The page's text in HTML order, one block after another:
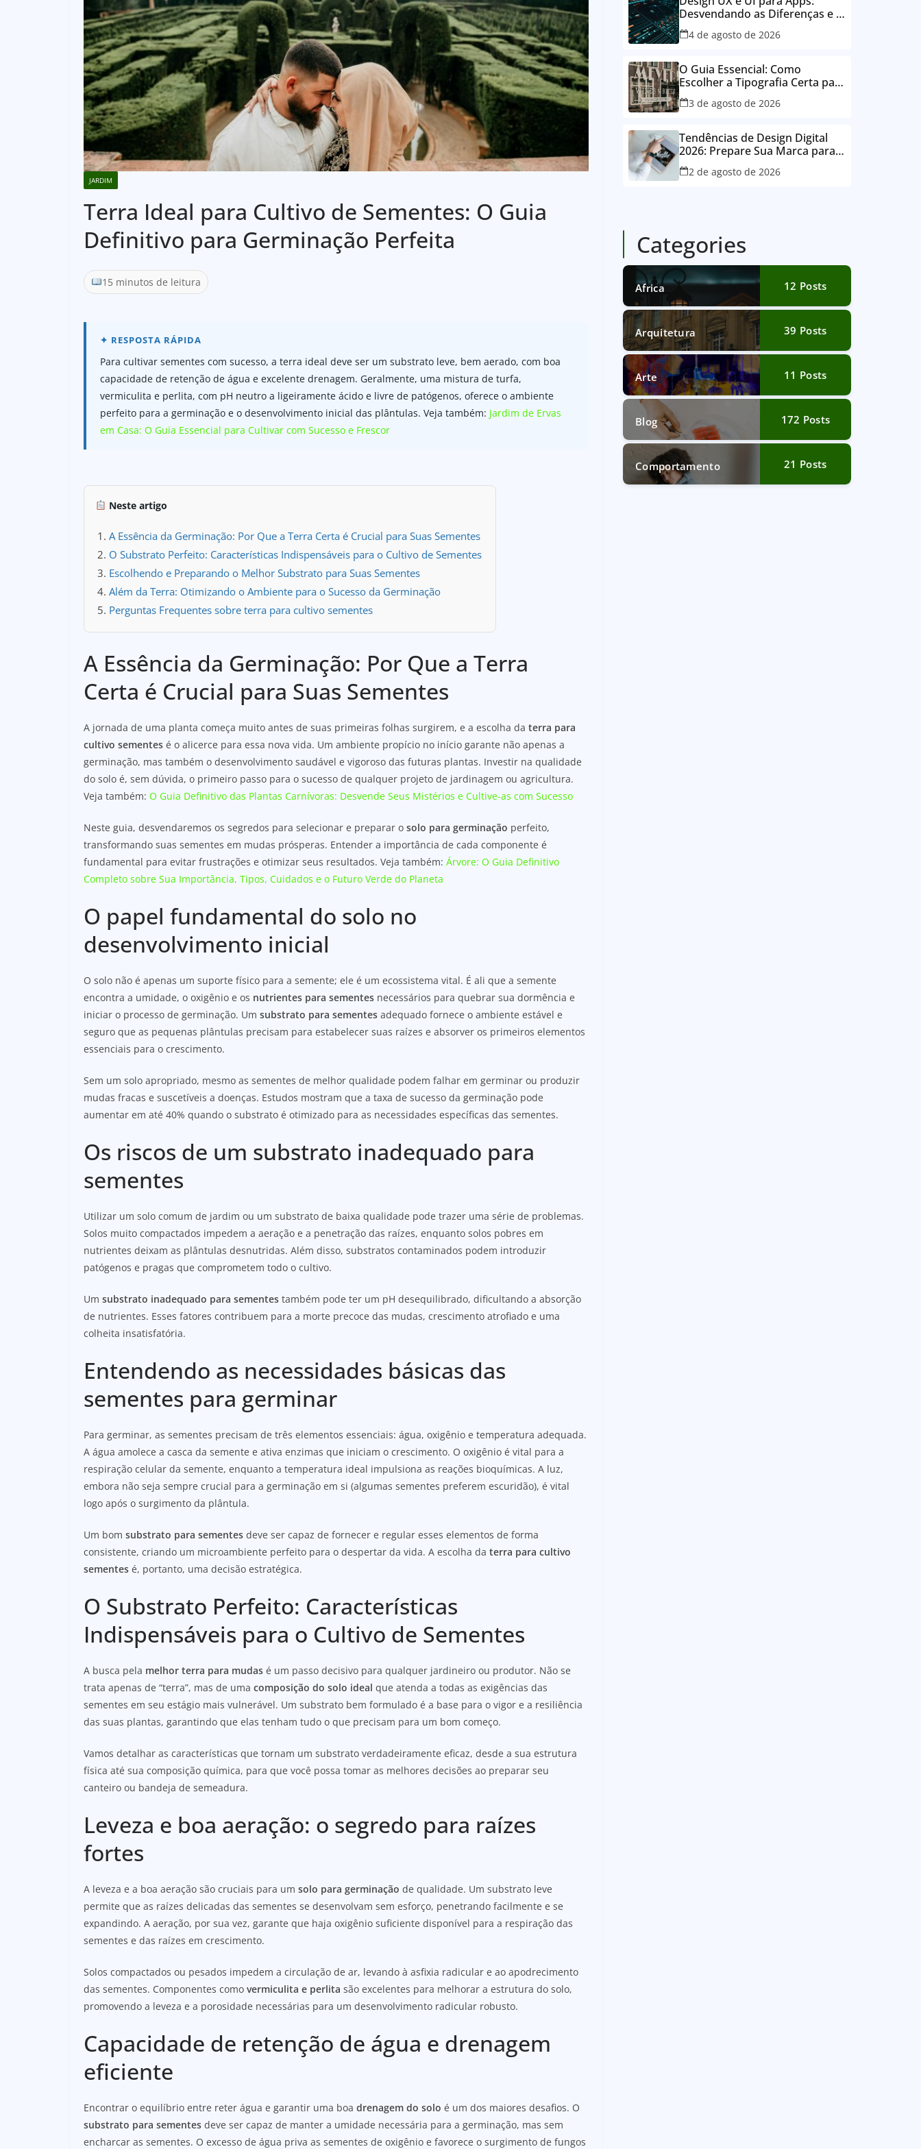
JARDIM
Terra Ideal para Cultivo de Sementes: O Guia
Definitivo para Germinação Perfeita
15 minutos de leitura
Para cultivar sementes com sucesso, a terra ideal deve ser um substrato leve, bem aerado, com boa
capacidade de retenção de água e excelente drenagem. Geralmente, uma mistura de turfa,
vermiculita e perlita, com pH neutro a ligeiramente ácido e livre de patógenos, oferece o ambiente
perfeito para a germinação e o desenvolvimento inicial das plântulas. Veja também: Jardim de Ervas
em Casa: O Guia Essencial para Cultivar com Sucesso e Frescor
Neste artigo
A Essência da Germinação: Por Que a Terra Certa é Crucial para Suas Sementes
O Substrato Perfeito: Características Indispensáveis para o Cultivo de Sementes
Escolhendo e Preparando o Melhor Substrato para Suas Sementes
Além da Terra: Otimizando o Ambiente para o Sucesso da Germinação
Perguntas Frequentes sobre terra para cultivo sementes
A Essência da Germinação: Por Que a Terra
Certa é Crucial para Suas Sementes
A jornada de uma planta começa muito antes de suas primeiras folhas surgirem, e a escolha da terra para
cultivo sementes é o alicerce para essa nova vida. Um ambiente propício no início garante não apenas a
germinação, mas também o desenvolvimento saudável e vigoroso das futuras plantas. Investir na qualidade
do solo é, sem dúvida, o primeiro passo para o sucesso de qualquer projeto de jardinagem ou agricultura.
Veja também: O Guia Definitivo das Plantas Carnívoras: Desvende Seus Mistérios e Cultive-as com Sucesso
Neste guia, desvendaremos os segredos para selecionar e preparar o solo para germinação perfeito,
transformando suas sementes em mudas prósperas. Entender a importância de cada componente é
fundamental para evitar frustrações e otimizar seus resultados. Veja também: Árvore: O Guia Definitivo
Completo sobre Sua Importância, Tipos, Cuidados e o Futuro Verde do Planeta
O papel fundamental do solo no
desenvolvimento inicial
O solo não é apenas um suporte físico para a semente; ele é um ecossistema vital. É ali que a semente
encontra a umidade, o oxigênio e os nutrientes para sementes necessários para quebrar sua dormência e
iniciar o processo de germinação. Um substrato para sementes adequado fornece o ambiente estável e
seguro que as pequenas plântulas precisam para estabelecer suas raízes e absorver os primeiros elementos
essenciais para o crescimento.
Sem um solo apropriado, mesmo as sementes de melhor qualidade podem falhar em germinar ou produzir
mudas fracas e suscetíveis a doenças. Estudos mostram que a taxa de sucesso da germinação pode
aumentar em até 40% quando o substrato é otimizado para as necessidades específicas das sementes.
Os riscos de um substrato inadequado para
sementes
Utilizar um solo comum de jardim ou um substrato de baixa qualidade pode trazer uma série de problemas.
Solos muito compactados impedem a aeração e a penetração das raízes, enquanto solos pobres em
nutrientes deixam as plântulas desnutridas. Além disso, substratos contaminados podem introduzir
patógenos e pragas que comprometem todo o cultivo.
Um substrato inadequado para sementes também pode ter um pH desequilibrado, dificultando a absorção
de nutrientes. Esses fatores contribuem para a morte precoce das mudas, crescimento atrofiado e uma
colheita insatisfatória.
Entendendo as necessidades básicas das
sementes para germinar
Para germinar, as sementes precisam de três elementos essenciais: água, oxigênio e temperatura adequada.
A água amolece a casca da semente e ativa enzimas que iniciam o crescimento. O oxigênio é vital para a
respiração celular da semente, enquanto a temperatura ideal impulsiona as reações bioquímicas. A luz,
embora não seja sempre crucial para a germinação em si (algumas sementes preferem escuridão), é vital
logo após o surgimento da plântula.
Um bom substrato para sementes deve ser capaz de fornecer e regular esses elementos de forma
consistente, criando um microambiente perfeito para o despertar da vida. A escolha da terra para cultivo
sementes é, portanto, uma decisão estratégica.
O Substrato Perfeito: Características
Indispensáveis para o Cultivo de Sementes
A busca pela melhor terra para mudas é um passo decisivo para qualquer jardineiro ou produtor. Não se
trata apenas de “terra”, mas de uma composição do solo ideal que atenda a todas as exigências das
sementes em seu estágio mais vulnerável. Um substrato bem formulado é a base para o vigor e a resiliência
das suas plantas, garantindo que elas tenham tudo o que precisam para um bom começo.
Vamos detalhar as características que tornam um substrato verdadeiramente eficaz, desde a sua estrutura
física até sua composição química, para que você possa tomar as melhores decisões ao preparar seu
canteiro ou bandeja de semeadura.
Leveza e boa aeração: o segredo para raízes
fortes
A leveza e a boa aeração são cruciais para um solo para germinação de qualidade. Um substrato leve
permite que as raízes delicadas das sementes se desenvolvam sem esforço, penetrando facilmente e se
expandindo. A aeração, por sua vez, garante que haja oxigênio suficiente disponível para a respiração das
sementes e das raízes em crescimento.
Solos compactados ou pesados impedem a circulação de ar, levando à asfixia radicular e ao apodrecimento
das sementes. Componentes como vermiculita e perlita são excelentes para melhorar a estrutura do solo,
promovendo a leveza e a porosidade necessárias para um desenvolvimento radicular robusto.
Capacidade de retenção de água e drenagem
eficiente
Encontrar o equilíbrio entre reter água e garantir uma boa drenagem do solo é um dos maiores desafios. O
substrato para sementes deve ser capaz de manter a umidade necessária para a germinação, mas sem
encharcar as sementes. O excesso de água priva as sementes de oxigênio e favorece o surgimento de fungos
Desvendando as Diferenças e o
Poder para o Sucesso Digital
4 de agosto de 2026
O Guia Essencial: Como
Escolher a Tipografia Certa para
Sua Marca e Deixar um Legado
Visual
3 de agosto de 2026
Tendências de Design Digital
2026: Prepare Sua Marca para o
Futuro e Domine o Mercado
2 de agosto de 2026
Categories
Africa 12 Posts
Arquitetura 39 Posts
Arte 11 Posts
Blog 172 Posts
Comportamento 21 Posts